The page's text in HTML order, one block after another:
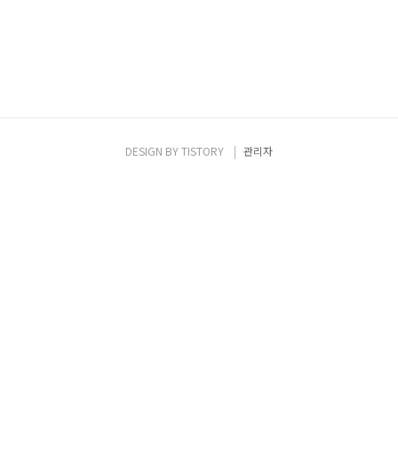
DESIGN BYTISTORY 관리자